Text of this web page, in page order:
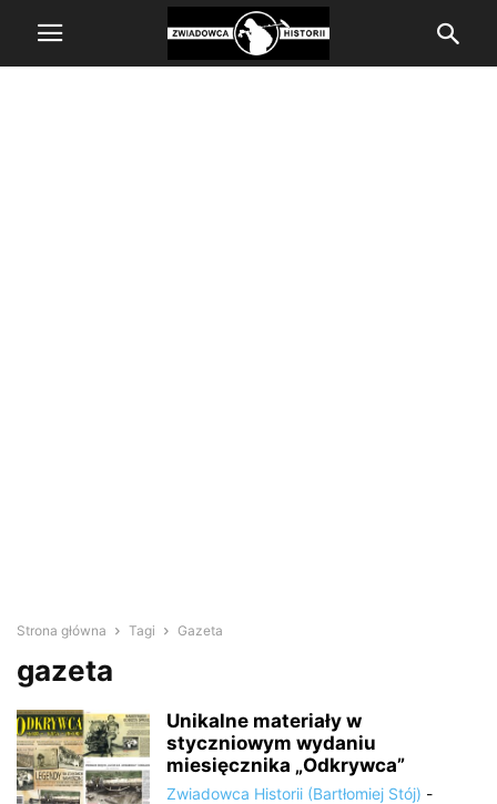
Strona główna Tagi Gazeta
gazeta
Unikalne materiały w
styczniowym wydaniu
miesięcznika „Odkrywca”
Zwiadowca Historii (Bartłomiej Stój) -